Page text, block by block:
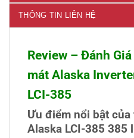
THÔNG TIN LIÊN HỆ
Review – Đánh
mát Alaska
LCI-385
Ưu điểm nổi bật
Alaska LCI-385 385